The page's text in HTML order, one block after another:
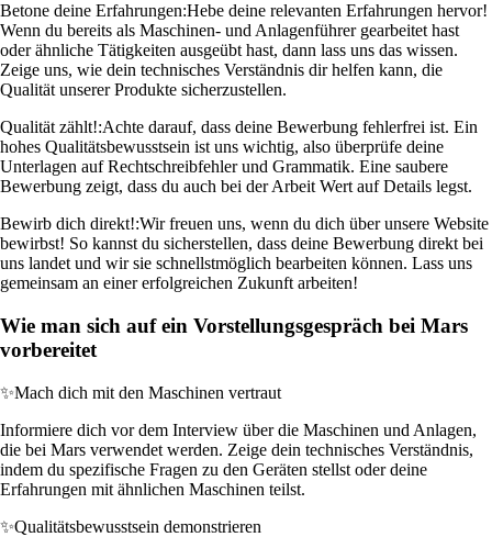
Betone deine Erfahrungen:Hebe deine relevanten Erfahrungen hervor!
Wenn du bereits als Maschinen- und Anlagenführer gearbeitet hast
oder ähnliche Tätigkeiten ausgeübt hast, dann lass uns das wissen.
Zeige uns, wie dein technisches Verständnis dir helfen kann, die
Qualität unserer Produkte sicherzustellen.
Qualität zählt!:Achte darauf, dass deine Bewerbung fehlerfrei ist. Ein
hohes Qualitätsbewusstsein ist uns wichtig, also überprüfe deine
Unterlagen auf Rechtschreibfehler und Grammatik. Eine saubere
Bewerbung zeigt, dass du auch bei der Arbeit Wert auf Details legst.
Bewirb dich direkt!:Wir freuen uns, wenn du dich über unsere Website
bewirbst! So kannst du sicherstellen, dass deine Bewerbung direkt bei
uns landet und wir sie schnellstmöglich bearbeiten können. Lass uns
gemeinsam an einer erfolgreichen Zukunft arbeiten!
Wie man sich auf ein Vorstellungsgespräch bei Mars
vorbereitet
✨Mach dich mit den Maschinen vertraut
Informiere dich vor dem Interview über die Maschinen und Anlagen,
die bei Mars verwendet werden. Zeige dein technisches Verständnis,
indem du spezifische Fragen zu den Geräten stellst oder deine
Erfahrungen mit ähnlichen Maschinen teilst.
✨Qualitätsbewusstsein demonstrieren